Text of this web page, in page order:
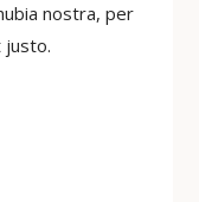
nostra, per
justo.